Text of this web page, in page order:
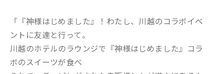
「『神様はじめました』！わたし、川越のコラボイベ
ントに友達と行って。
川越のホテルのラウンジで『神様はじめました』コラ
ボのスイーツが食べ